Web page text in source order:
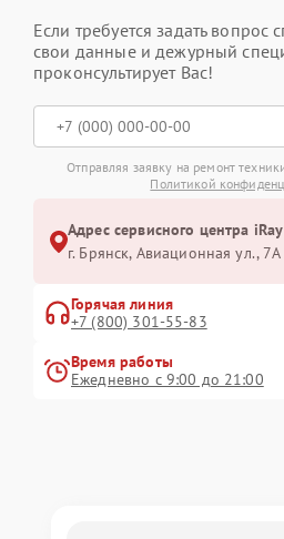
Если требуется задать вопрос
свои данные и дежурный
проконсультирует Вас!
Отправляя заявку на ремонт
Политикой
Адрес сервисного центра
г. Брянск, Авиационная ул., 7А
Горячая линия
+7 (800) 301-55-83
Время работы
Ежедневно с 9:00 до 21:00